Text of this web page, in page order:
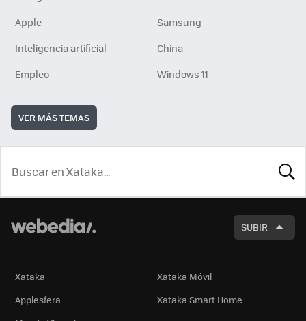
Apple
Samsung
Inteligencia artificial
China
Empleo
Windows 11
VER MÁS TEMAS
SUBIR
Xataka
Xataka Móvil
Applesfera
Xataka Smart Home